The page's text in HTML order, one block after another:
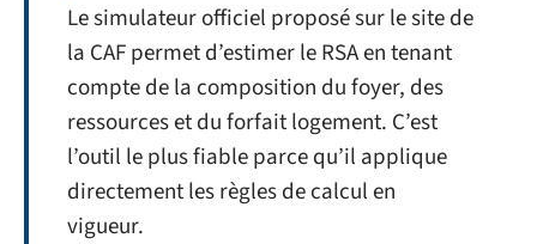
Le simulateur officiel proposé sur le site de
la CAF permet d’estimer le RSA en tenant
compte de la composition du foyer, des
ressources et du forfait logement. C’est
l’outil le plus fiable parce qu’il applique
directement les règles de calcul en
vigueur.